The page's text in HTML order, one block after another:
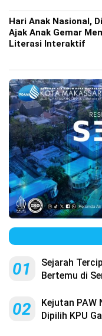
Hari Anak Nasional,
Ajak Anak Gemar
Literasi Interaktif
01
Sejarah
Bertemu di
02
Kejutan PAW
Dipilih KPU